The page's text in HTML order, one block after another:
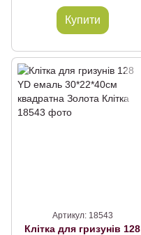
Купити
Артикул: 18543
Клітка для гризунів 128